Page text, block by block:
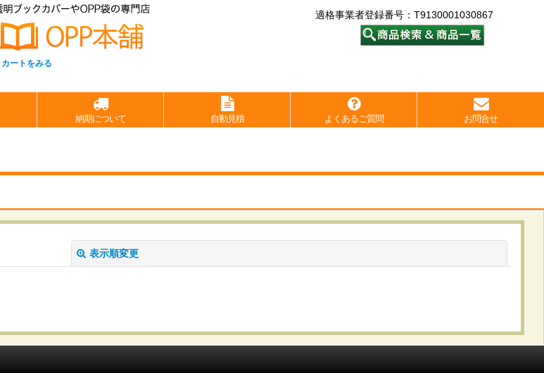
適格事業者登録番号：T9130001030867
カートをみる
納期について 自動見積 よくあるご質問 お問合せ
表示順変更